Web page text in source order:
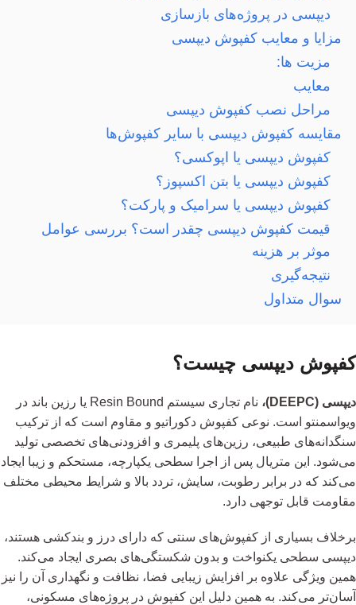
دیپسی در پروژه‌های بازسازی
مزایا و معایب کفپوش دیپسی
مزیت ها:
معایب
مراحل نصب کفپوش دیپسی
مقایسه کفپوش دیپسی با سایر کفپوش‌ها
کفپوش دیپسی یا اپوکسی؟
کفپوش دیپسی یا بتن اکسپوز؟
کفپوش دیپسی یا سرامیک و پارکت؟
قیمت کفپوش دیپسی چقدر است؟ بررسی عوامل
موثر بر هزینه
نتیجه‌گیری
سوال متداول
کفپوش دیپسی چیست؟
دیپسی (DEEPC)،
نام تجاری سیستم Resin Bound یا رزین باند در
ویواسمنتو است. نوعی کفپوش دکوراتیو و مقاوم است که از ترکیب
سنگدانه‌های طبیعی، رزین‌های پلیمری و افزودنی‌های تخصصی تولید
می‌شود. این متریال پس از اجرا سطحی یکپارچه، مستحکم و زیبا ایجاد
می‌کند که در برابر رطوبت، سایش، تردد بالا و شرایط محیطی مختلف
مقاومت قابل توجهی دارد.
برخلاف بسیاری از کفپوش‌های سنتی که دارای درز و بندکشی هستند،
دیپسی سطحی یکنواخت و بدون شکستگی‌های بصری ایجاد می‌کند.
همین ویژگی علاوه بر افزایش زیبایی فضا، نظافت و نگهداری آن را نیز
آسان‌تر می‌کند. به همین دلیل این کفپوش در پروژه‌های مسکونی،